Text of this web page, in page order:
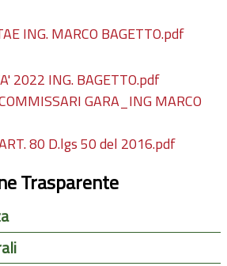
ING. MARCO BAGETTO.pdf
2022 ING. BAGETTO.pdf
GARA_ING MARCO
80 D.lgs 50 del 2016.pdf
Trasparente